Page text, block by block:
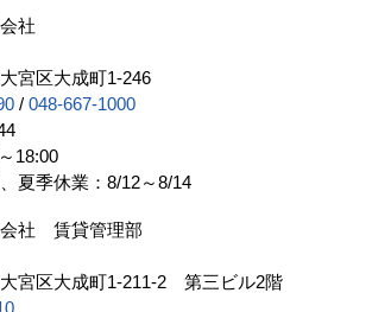
社
宮区大成町1-246
/ 048-667-1000
18:00
夏季休業：8/12～8/14
会社 賃貸管理部
宮区大成町1-211-2 第三ビル2階